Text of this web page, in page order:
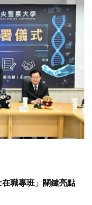
職專班」關鍵亮點